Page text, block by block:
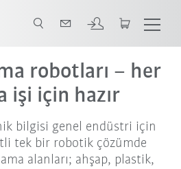
robotları – her
işi için hazır
bilgisi genel endüstri için
tek bir robotik çözümde
alanları; ahşap, plastik,